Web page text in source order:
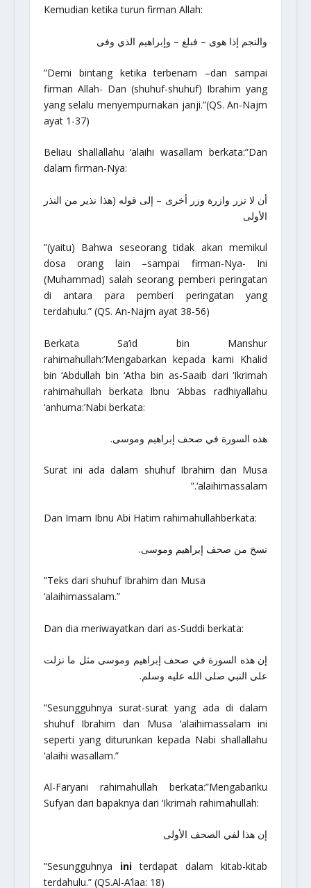
Kemudian ketika turun firman Allah:
والنجم إذا هوى – فبلغ – وإبراهيم الذي وفى
”Demi bintang ketika terbenam –dan sampai
firman Allah- Dan (shuhuf-shuhuf) Ibrahim yang
yang selalu menyempurnakan janji.”(QS. An-Najm
ayat 1-37)
Beliau shallallahu ‘alaihi wasallam berkata:”Dan
dalam firman-Nya:
أن لا تزر وازرة وزر أخرى – إلى قوله (هذا نذير من النذر
الأولى
”(yaitu) Bahwa seseorang tidak akan memikul
dosa orang lain –sampai firman-Nya- Ini
(Muhammad) salah seorang pemberi peringatan
di antara para pemberi peringatan yang
terdahulu.”(QS. An-Najm ayat 38-56)
Berkata Sa’id bin Manshur
rahimahullah:’Mengabarkan kepada kami Khalid
bin ‘Abdullah bin ‘Atha bin as-Saaib dari ‘Ikrimah
rahimahullah berkata Ibnu ‘Abbas radhiyallahu
‘anhuma:’Nabi berkata:
هذه السورة في صحف إبراهيم وموسى.
Surat ini ada dalam shuhuf Ibrahim dan Musa
‘alaihimassalam.”
Dan Imam Ibnu Abi Hatim rahimahullahberkata:
نسخ من صحف إبراهيم وموسى.
”Teks dari shuhuf Ibrahim dan Musa
‘alaihimassalam.”
Dan dia meriwayatkan dari as-Suddi berkata:
إن هذه السورة في صحف إبراهيم وموسى مثل ما نزلت
على النبي صلى الله عليه وسلم.
”Sesungguhnya surat-surat yang ada di dalam
shuhuf Ibrahim dan Musa ‘alaihimassalam ini
seperti yang diturunkan kepada Nabi shallallahu
‘alaihi wasallam.”
Al-Faryani rahimahullah berkata:”Mengabariku
Sufyan dari bapaknya dari ‘Ikrimah rahimahullah:
إن هذا لفي الصحف الأولى
”Sesungguhnya initerdapat dalam kitab-kitab
terdahulu.”(QS.Al-A’laa: 18)